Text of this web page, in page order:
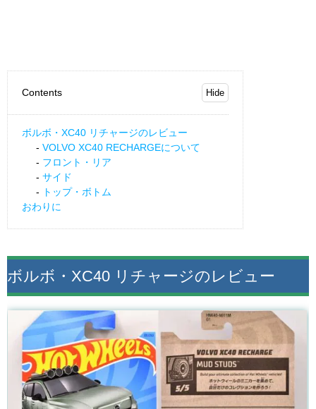
Contents
ボルボ・XC40 リチャージのレビュー
VOLVO XC40 RECHARGEについて
フロント・リア
サイド
トップ・ボトム
おわりに
ボルボ・XC40 リチャージのレビュー